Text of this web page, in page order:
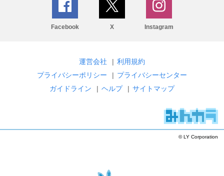
Facebook X Instagram
運営会社 | 利用規約
プライバシーポリシー
| プライバシーセンター
ガイドライン
| ヘルプ | サイトマップ
© LY Corporation